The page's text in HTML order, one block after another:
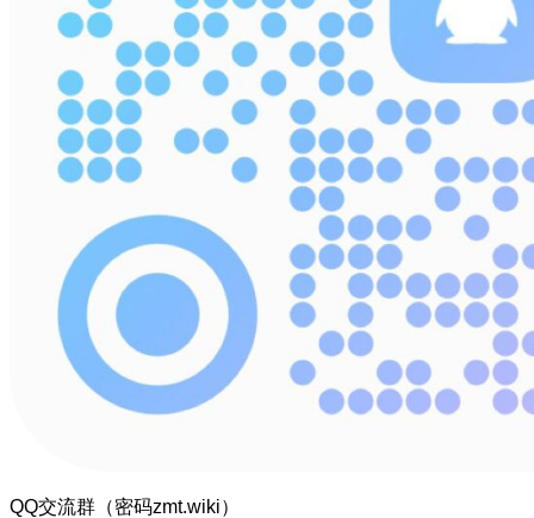
QQ交流群（密码zmt.wiki）